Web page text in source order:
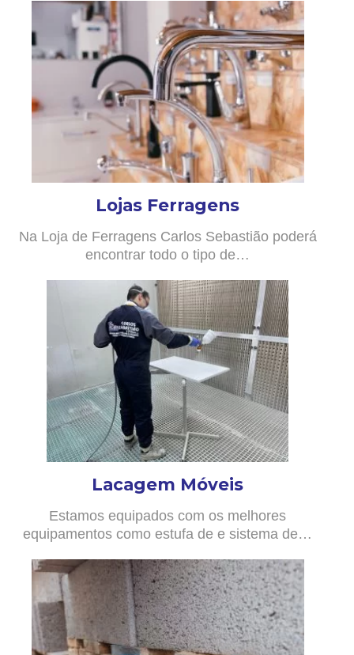
Lojas Ferragens
Na Loja de Ferragens Carlos Sebastião poderá
encontrar todo o tipo de…
Lacagem Móveis
Estamos equipados com os melhores
equipamentos como estufa de e sistema de…